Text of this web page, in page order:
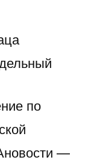
по
—